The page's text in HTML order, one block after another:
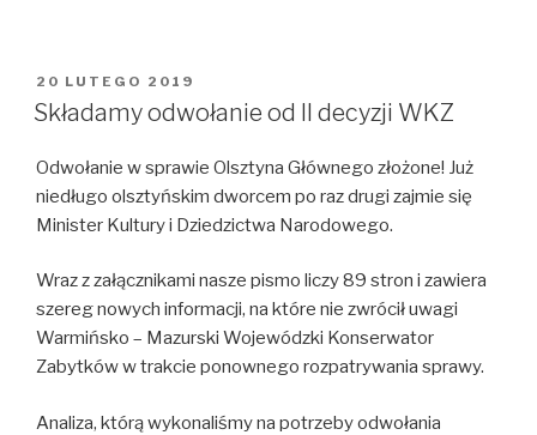
OPUBLIKOWANE
W
20 LUTEGO 2019
Składamy odwołanie od II decyzji WKZ
Odwołanie w sprawie Olsztyna Głównego złożone! Już
niedługo olsztyńskim dworcem po raz drugi zajmie się
Minister Kultury i Dziedzictwa Narodowego.
Wraz z załącznikami nasze pismo liczy 89 stron i zawiera
szereg nowych informacji, na które nie zwrócił uwagi
Warmińsko – Mazurski Wojewódzki Konserwator
Zabytków w trakcie ponownego rozpatrywania sprawy.
Analiza, którą wykonaliśmy na potrzeby odwołania